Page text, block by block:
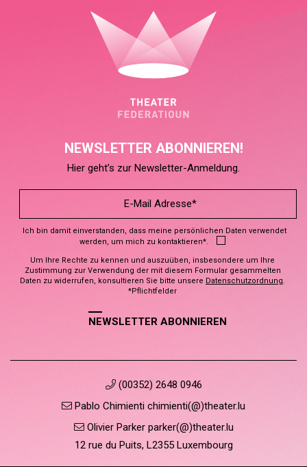
NEWSLETTER ABONNIEREN!
Hier geht’s zur Newsletter-Anmeldung.
Ich bin damit einverstanden, dass meine persönlichen Daten verwendet
werden, um mich zu kontaktieren*.
Um Ihre Rechte zu kennen und auszuüben, insbesondere um Ihre
Zustimmung zur Verwendung der mit diesem Formular gesammelten
Daten zu widerrufen, konsultieren Sie bitte unsere Datenschutzordnung.
*Pflichtfelder
NEWSLETTER ABONNIEREN
(00352) 2648 0946
Pablo Chimienti chimienti(@)theater.lu
Olivier Parker parker(@)theater.lu
12 rue du Puits, L2355 Luxembourg